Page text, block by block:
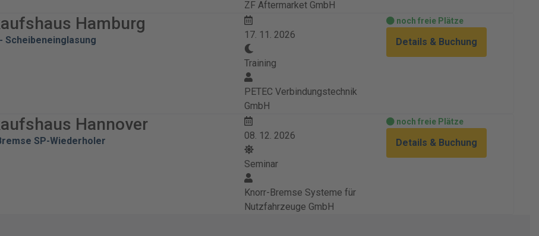
ZF Aftermarket GmbH
Hamburg
Scheibeneinglasung 17. 11. 2026
Training
PETEC Verbindungstechnik
GmbH
noch freie Plätze
Details & Buchung
Hannover
SP-Wiederholer 08. 12. 2026
Seminar
Knorr-Bremse Systeme für
Nutzfahrzeuge GmbH
noch freie Plätze
Details & Buchung